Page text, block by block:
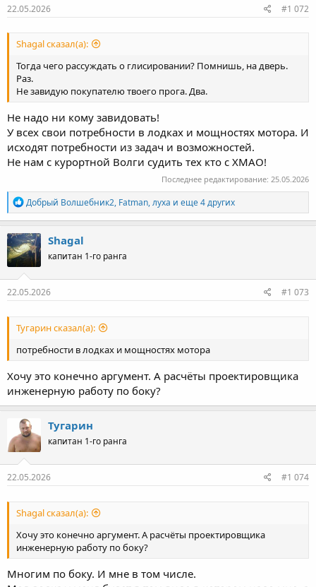
22.05.2026 #1 072
Shagal сказал(а):
Тогда чего рассуждать о глисировании? Помнишь, на дверь.
Раз.
Не завидую покупателю твоего прога. Два.
Не надо ни кому завидовать!
У всех свои потребности в лодках и мощностях мотора. И
исходят потребности из задач и возможностей.
Не нам с курортной Волги судить тех кто с ХМАО!
Последнее редактирование: 25.05.2026
Р
е
а
к
ц
и
и
:
Добрый Волшебник2, Fatman,луха и еще 4 других
Shagal
капитан 1-го ранга
22.05.2026 #1 073
Тугарин сказал(а):
потребности в лодках и мощностях мотора
Хочу это конечно аргумент. А расчёты проектировщика
инженерную работу по боку?
Тугарин
капитан 1-го ранга
22.05.2026 #1 074
Shagal сказал(а):
Хочу это конечно аргумент. А расчёты проектировщика
инженерную работу по боку?
Многим по боку. И мне в том числе.